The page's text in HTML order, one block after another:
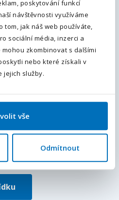
poskytování funkcí
návštěvnosti využíváme
tom, jak náš web používáte,
sociální média, inzerci a
zkombinovat s dalšími
nebo které získali v
jejich služby.
vše
Odmítnout
a novinky do e-mailu.
osobních údajů.
osobních údajů.